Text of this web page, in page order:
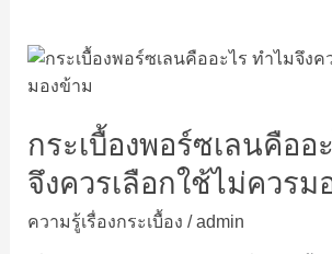
กระเบื้องพอร์ซเลนคืออ
จึงควรเลือกใช้ไม่ควรม
ความรู้เรื่องกระเบื้อง /admin
กระ
เบื้อง
เลน
คือ
อะไร
ทำไม